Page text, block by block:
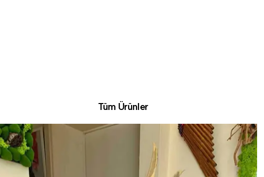
Tüm Ürünler